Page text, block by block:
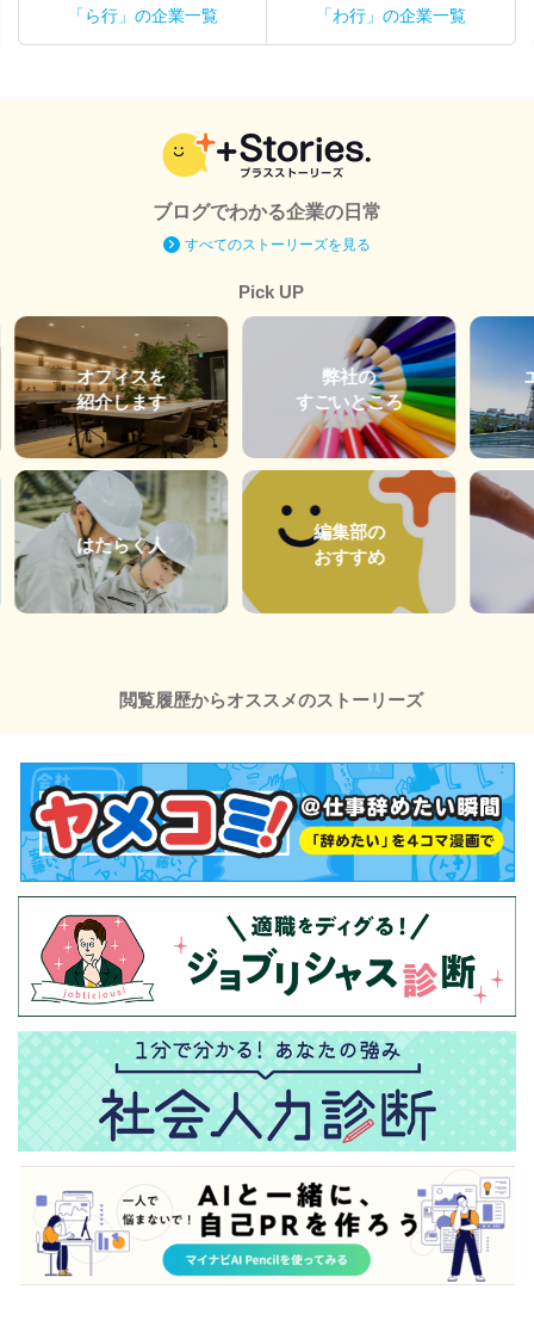
「ら行」の企業一覧 「わ行」の企業一覧
ブログでわかる企業の日常
すべてのストーリーズを見る
Pick UP
オフィスを
紹介します
はたらく人
弊社の
すごいところ
編集部の
おすすめ
閲覧履歴からオススメのストーリーズ